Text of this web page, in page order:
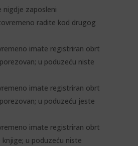
nigdje zaposleni
radite kod drugog
imate registriran obrt
u poduzeću niste
imate registriran obrt
u poduzeću jeste
imate registriran obrt
u poduzeću niste